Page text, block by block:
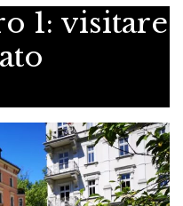
1: visitare